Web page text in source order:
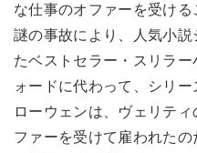
な仕事のオファーを受ける
謎の事故により、人気小
たベストセラー・スリラ
ォードに代わって、シリー
ローウェンは、ヴェリテ
ファーを受けて雇われた